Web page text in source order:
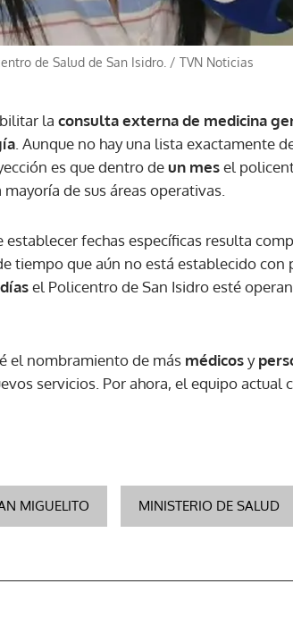
de Salud de San Isidro. / TVN Noticias
la consulta externa de medicina
. Aunque no hay una lista exactamente
es que dentro deun mesel
de sus áreas operativas.
fechas específicas resulta
tiempo que aún no está establecido con
el Policentro de San Isidro esté
el nombramiento de más médicosy
servicios. Por ahora, el equipo actual
MIGUELITO MINISTERIO DE SALUD